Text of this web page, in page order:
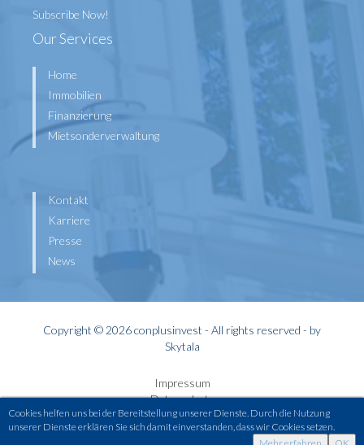
Cookies helfen uns bei der Bereitstellung unserer Dienste. Durch die Nutzung
unserer Dienste erklären Sie sich damit einverstanden, dass wir Cookies setzen.
Subscribe Now!
Our Services
Home
Immobilien
Finanzierung
Mietsonderverwaltung
Kontakt
Karriere
Presse
News
Copyright © 2026 conplusinvest - All rights reserved - by
Skytala
Impressum
Datenschutz
Widerrufsbelehrung
Kontakt